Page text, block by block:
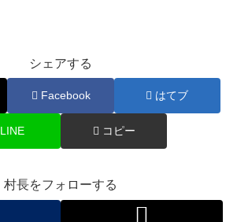
シェアする
Facebook はてブ
LINE コピー
村長をフォローする